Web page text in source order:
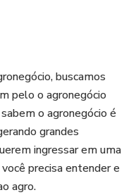
buscamos
pelo o agronegócio
o agronegócio é
grandes
ingressar em uma
precisa entender e
agro.